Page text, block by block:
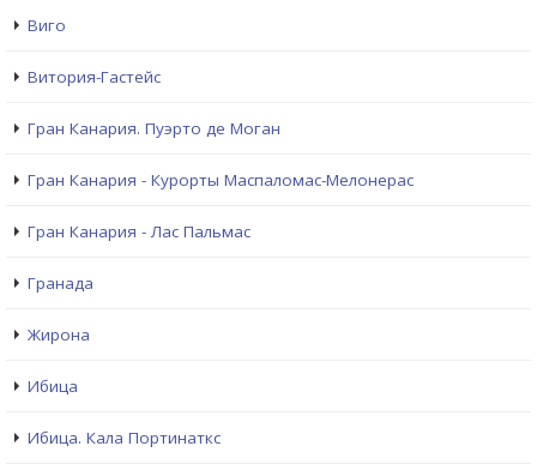
Виго
Витория-Гастейс
Гран Канария. Пуэрто де Моган
Гран Канария - Курорты Маспаломас-Мелонерас
Гран Канария - Лас Пальмас
Гранада
Жирона
Ибица
Ибица. Кала Портинаткс